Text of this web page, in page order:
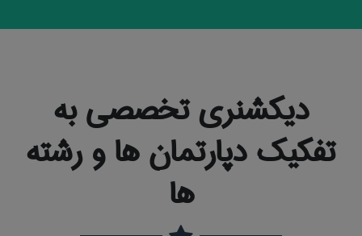
دیکشنری تخصصی به
تفکیک دپارتمان ها و رشته
ها